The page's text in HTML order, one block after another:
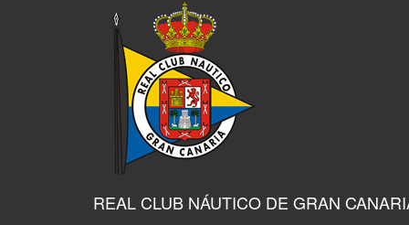
REAL CLUB NÁUTICO DE GRAN